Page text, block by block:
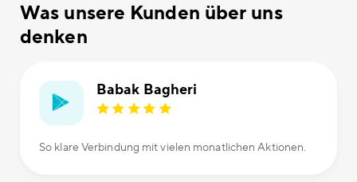
Was unsere Kunden über uns
denken
Babak Bagheri
So klare Verbindung mit vielen monatlichen Aktionen.